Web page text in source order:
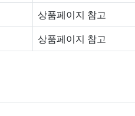
상품페이지 참고
상품페이지 참고